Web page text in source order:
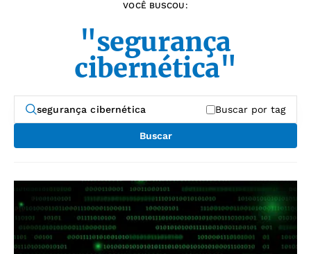
VOCÊ BUSCOU:
"segurança
cibernética"
Buscar por tag
Buscar